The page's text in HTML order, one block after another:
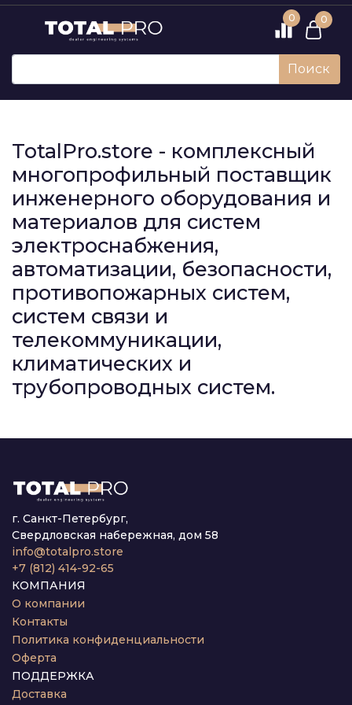
0 0
Поиск
TotalPro.store - комплексный
многопрофильный поставщик
инженерного оборудования и
материалов для систем
электроснабжения,
автоматизации, безопасности,
противопожарных систем,
систем связи и
телекоммуникации,
климатических и
трубопроводных систем.
г. Санкт-Петербург,
Свердловская набережная, дом 58
info@totalpro.store
+7 (812) 414-92-65
КОМПАНИЯ
О компании
Контакты
Политика конфиденциальности
Оферта
ПОДДЕРЖКА
Доставка